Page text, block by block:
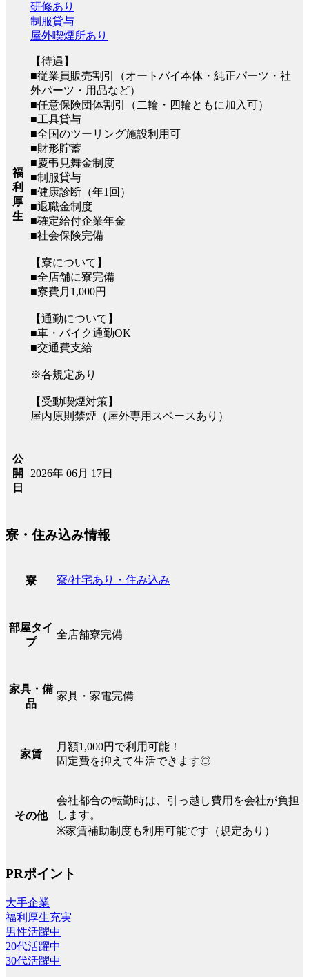
福
利
厚
生
研修あり
制服貸与
屋外喫煙所あり
【待遇】
■従業員販売割引（オートバイ本体・純正パーツ・社
外パーツ・用品など）
■任意保険団体割引（二輪・四輪ともに加入可）
■工具貸与
■全国のツーリング施設利用可
■財形貯蓄
■慶弔見舞金制度
■制服貸与
■健康診断（年1回）
■退職金制度
■確定給付企業年金
■社会保険完備
【寮について】
■全店舗に寮完備
■寮費月1,000円
【通勤について】
■車・バイク通勤OK
■交通費支給
※各規定あり
【受動喫煙対策】
屋内原則禁煙（屋外専用スペースあり）
公
開
日
2026年 06月 17日
寮・住み込み情報
寮 寮/社宅あり・住み込み
部屋タイ
プ
全店舗寮完備
家具・備
品
家具・家電完備
家賃
月額1,000円で利用可能！
固定費を抑えて生活できます◎
その他
会社都合の転勤時は、引っ越し費用を会社が負担
します。
※家賃補助制度も利用可能です（規定あり）
PRポイント
大手企業
福利厚生充実
男性活躍中
20代活躍中
30代活躍中